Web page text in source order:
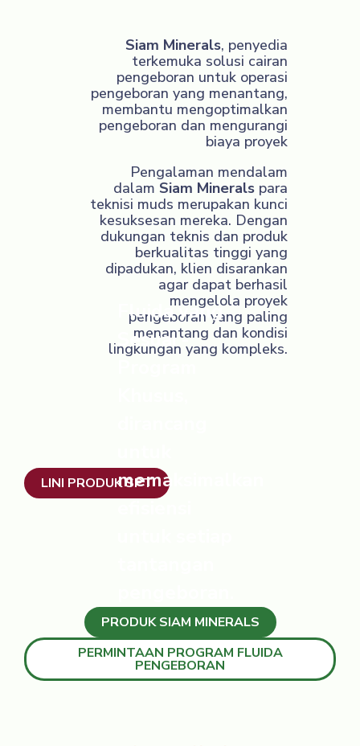
Siam Minerals, penyedia
terkemuka solusi cairan
pengeboran untuk operasi
pengeboran yang menantang,
membantu mengoptimalkan
pengeboran dan mengurangi
biaya proyek
Pengalaman mendalam
dalam Siam Minerals para
teknisi muds merupakan kunci
kesuksesan mereka. Dengan
dukungan teknis dan produk
berkualitas tinggi yang
dipadukan, klien disarankan
agar dapat berhasil
mengelola proyek
pengeboran yang paling
menantang dan kondisi
lingkungan yang kompleks.
LINI PRODUK SPT
PRODUK SIAM MINERALS
PERMINTAAN PROGRAM FLUIDA
PENGEBORAN
Fluida yang
Sesuai -
memaksimalkan